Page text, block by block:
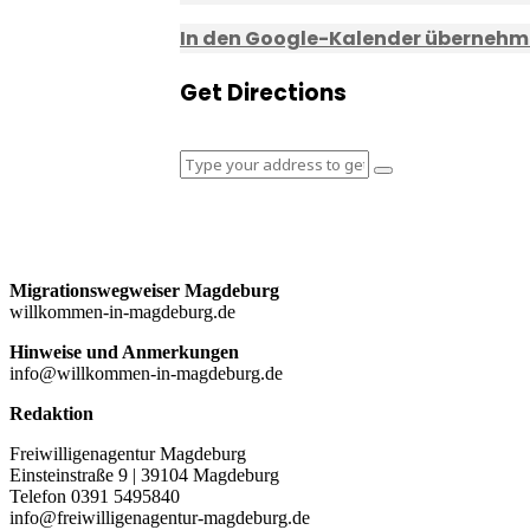
In den Google-Kalender
Get Directions
Migrationswegweiser Magdeburg
willkommen-in-magdeburg.de
Hinweise und Anmerkungen
info@willkommen-in-magdeburg.de
Redaktion
Freiwilligenagentur Magdeburg
Einsteinstraße 9 | 39104 Magdeburg
Telefon 0391 5495840
info@freiwilligenagentur-magdeburg.de